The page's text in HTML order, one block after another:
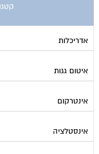
אדריכלות
איטום גגות
אינטרקום
אינסטלציה